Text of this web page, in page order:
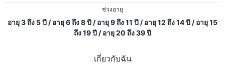
ช่วงอายุ
อายุ 3 ถึง 5 ปี / อายุ 6 ถึง 8 ปี / อายุ 9 ถึง 11 ปี / อายุ 12 ถึง 14 ปี / อายุ 15
ถึง 19 ปี / อายุ 20 ถึง 39 ปี
เกี่ยวกับฉัน